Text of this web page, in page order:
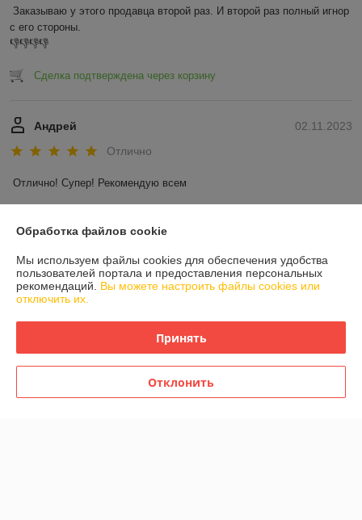
Заказываю у этого продавца второй раз. И второй раз полный игнор
с его стороны.
👎👎👎👎
Сделка подтверждена через корзину
02.11.2023
Андрей
Отлично
Отлично! Супер! Рекомендую всем
О нас
Контакты
Обработка файлов cookie
Мы используем файлы cookies для обеспечения удобства
пользователей портала и предоставления персональных
рекомендаций. Вы можете настроить файлы cookies или
отключить их.
Принять
Отклонить